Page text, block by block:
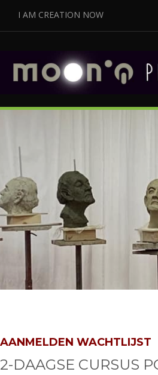
I AM CREATION NOW
AANMELDEN WACHTLIJST
2-DAAGSE CURSUS